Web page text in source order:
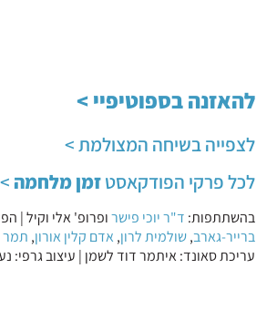
להאזנה בספוטיפיי >
לצפייה בשיחה המצולמת >
לכל פרקי הפודקאסטזמן מלחמה>
בהשתתפות: ד"ר יוכי פישרופרופ' אלי וקיל|
ברייר-גארב,שולמית לרון, אדם קלין אורון, תמר
עריכת סאונד: איתמר דוד לשמן | עיצוב גרפי: